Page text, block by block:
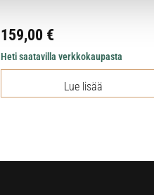
159,00 €
Heti saatavilla verkkokaupasta
Lue lisää